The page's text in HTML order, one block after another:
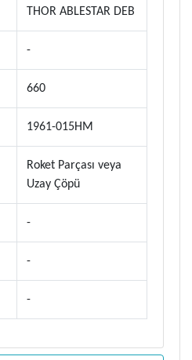
THOR ABLESTAR DEB
-
660
1961-015HM
Roket Parçası veya
Uzay Çöpü
-
-
-